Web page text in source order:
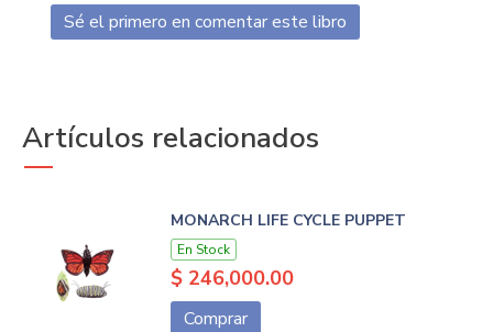
Sé el primero en comentar este libro
Artículos relacionados
MONARCH LIFE CYCLE PUPPET
En Stock
$ 246,000.00
Comprar